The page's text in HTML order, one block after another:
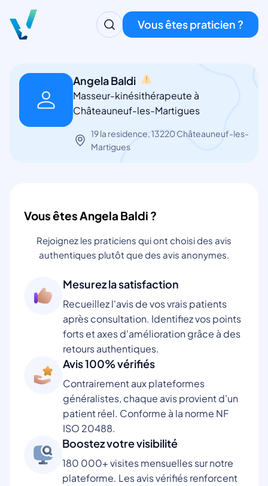
Vous êtes praticien ?
Angela Baldi
Masseur-kinésithérapeute à
Châteauneuf-les-Martigues
19 la residence, 13220 Châteauneuf-les-
Martigues
Vous êtes Angela Baldi ?
Rejoignez les praticiens qui ont choisi des avis
authentiques plutôt que des avis anonymes.
Mesurez la satisfaction
Recueillez l'avis de vos vrais patients
après consultation. Identifiez vos points
forts et axes d'amélioration grâce à des
retours authentiques.
Avis 100% vérifiés
Contrairement aux plateformes
généralistes, chaque avis provient d'un
patient réel. Conforme à la norme NF
ISO 20488.
Boostez votre visibilité
180 000+ visites mensuelles sur notre
plateforme. Les avis vérifiés renforcent